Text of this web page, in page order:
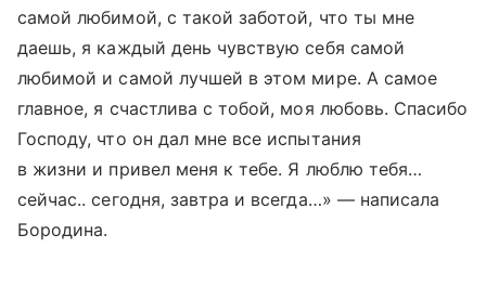
самой любимой, с такой заботой, что ты мне
даешь, я каждый день чувствую себя самой
любимой и самой лучшей в этом мире. А самое
главное, я счастлива с тобой, моя любовь. Спасибо
Господу, что он дал мне все испытания
в жизни и привел меня к тебе. Я люблю тебя…
сейчас.. сегодня, завтра и всегда…» — написала
Бородина.